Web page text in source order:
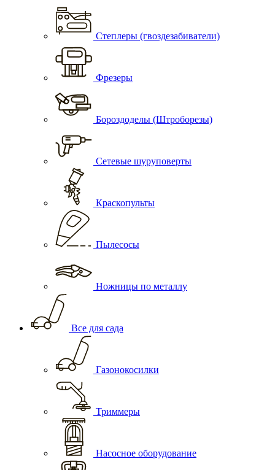
Степлеры (гвоздезабиватели)
Фрезеры
Бороздоделы (Штроборезы)
Сетевые шуруповерты
Краскопульты
Пылесосы
Ножницы по металлу
Все для сада
Газонокосилки
Триммеры
Насосное оборудование